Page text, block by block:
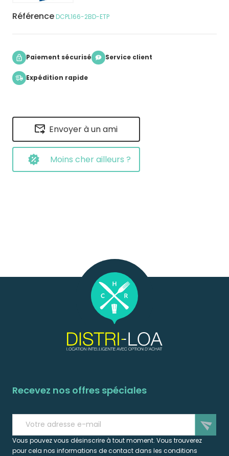
Envoyer à un ami
Moins cher ailleurs ?
Référence DCPL166-2BD-ETP
Paiement sécurisé Service client
Expédition rapide
Recevez nos offres spéciales
send
Vous pouvez vous désinscrire à tout moment. Vous trouverez
pour cela nos informations de contact dans les conditions